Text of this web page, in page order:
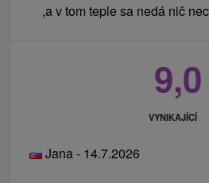
,a v tom teple sa nedá nič
9,0
VYNIKAJÍCÍ
Jana - 14.7.2026